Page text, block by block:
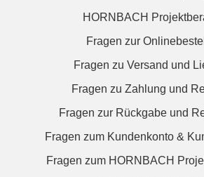
HORNBACH
Fragen zur
Fragen zu Versand und
Fragen zu Zahlung und
Fragen zur Rückgabe und
Fragen zum Kundenkonto &
Fragen zum HORNBACH